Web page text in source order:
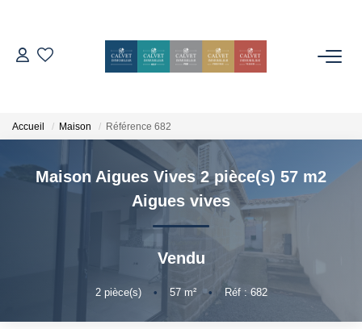
ESTIMER
L'AGENCE
Nos Partenaires
Nos Actes
Accueil Maison Référence 682
Maison Aigues Vives 2 pièce(s) 57 m2
Aigues vives
Vendu
2pièce(s) • 57m² • Réf : 682